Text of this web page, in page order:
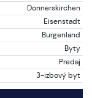
Donnerskirchen
Eisenstadt
Burgenland
Byty
Predaj
3-izbový byt